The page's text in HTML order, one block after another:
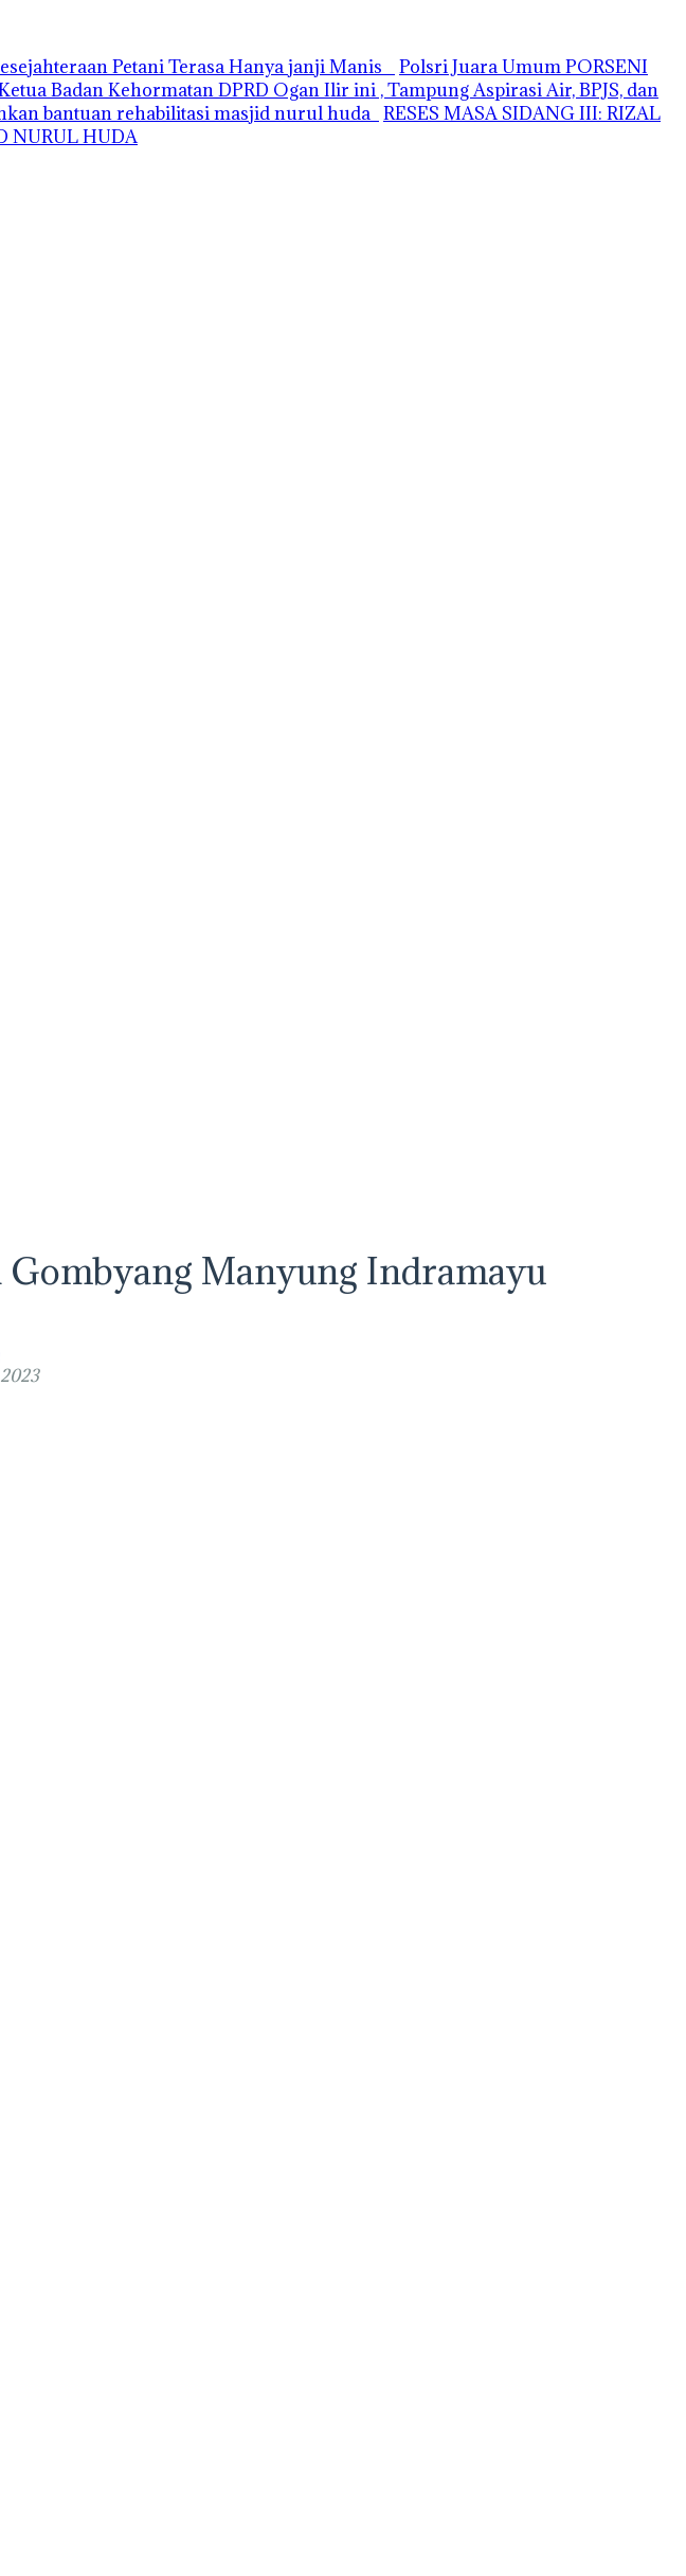
Petani Terasa Hanya janji Manis
Polsri Juara Umum PORSENI
Badan Kehormatan DPRD Ogan Ilir ini , Tampung Aspirasi Air, BPJS, dan
bantuan rehabilitasi masjid nurul huda RESES MASA SIDANG III: RIZAL
NURUL HUDA
Manyung Indramayu